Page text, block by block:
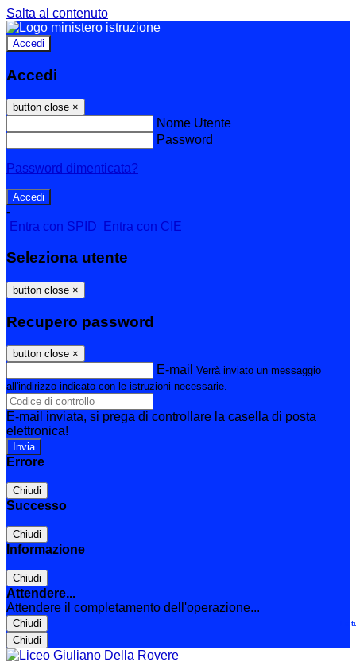
Salta al contenuto
Accedi
Accedi
button close ×
Nome Utente
Password
Password dimenticata?
-
Entra con SPID
Entra con CIE
Seleziona utente
button close ×
Recupero password
button close ×
E-mail Verrà inviato un messaggio
all'indirizzo indicato con le istruzioni necessarie.
E-mail inviata, si prega di controllare la casella di posta
elettronica!
Errore
Chiudi
Successo
Chiudi
Informazione
Chiudi
Attendere...
Attendere il completamento dell'operazione...
Chiudi
Chiudi
Le